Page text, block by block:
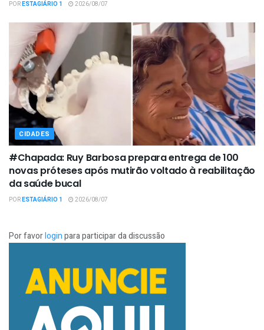
PORESTAGIÁRIO 1 2026/08/07
CIDADES
#Chapada: Ruy Barbosa prepara entrega de 100
novas próteses após mutirão voltado à reabilitação
da saúde bucal
PORESTAGIÁRIO 1 2026/08/07
Por favorloginpara participar da discussão